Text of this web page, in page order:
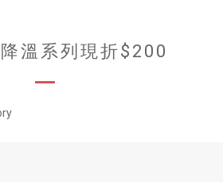
溫系列現折$200